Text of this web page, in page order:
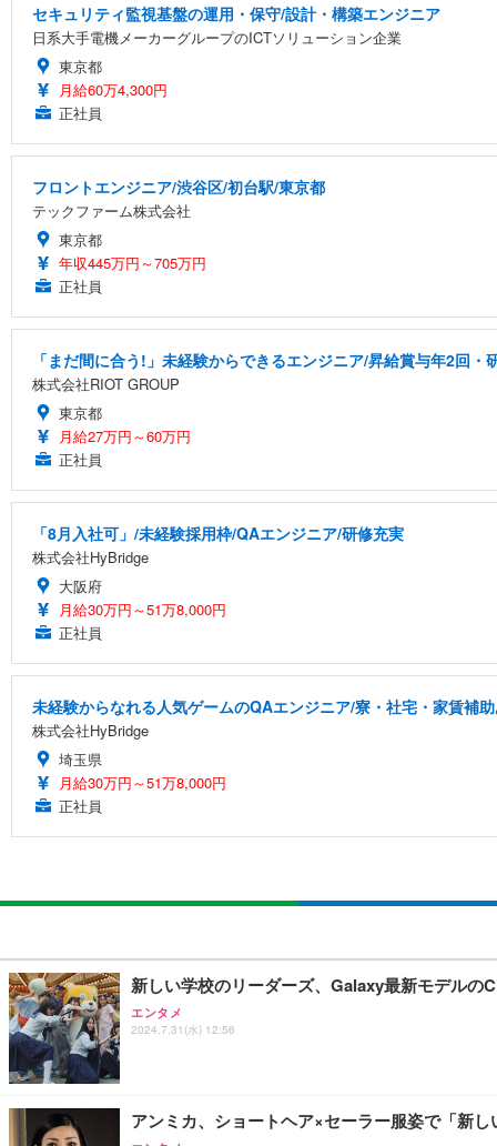
セキュリティ監視基盤の運用・保守/設計・構築エンジニア
日系大手電機メーカーグループのICTソリューション企業
東京都
月給60万4,300円
正社員
フロントエンジニア/渋谷区/初台駅/東京都
テックファーム株式会社
東京都
年収445万円～705万円
正社員
「まだ間に合う!」未経験からできるエンジニア/昇給賞与年2回・
株式会社RIOT GROUP
東京都
月給27万円～60万円
正社員
「8月入社可」/未経験採用枠/QAエンジニア/研修充実
株式会社HyBridge
大阪府
月給30万円～51万8,000円
正社員
未経験からなれる人気ゲームのQAエンジニア/寮・社宅・家賃補
株式会社HyBridge
埼玉県
月給30万円～51万8,000円
正社員
新しい学校のリーダーズ、Galaxy最新モデルの
エンタメ
2024.7.31(水) 12:56
アンミカ、ショートヘア×セーラー服姿で「新